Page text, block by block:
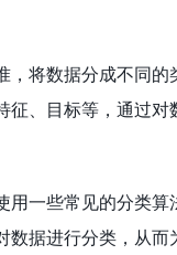
，将数据分成不同
征、目标等，通过
用一些常见的分类
据进行分类，从而